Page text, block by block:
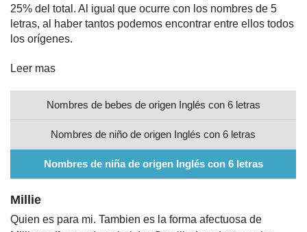
Niños
Padres
Calculadoras
Cuentos
25% del total. Al igual que ocurre con los nombres de 5
letras, al haber tantos podemos encontrar entre ellos todos
los orígenes.
Leer mas
Nombres de bebes de origen Inglés con 6 letras
Nombres de niño de origen Inglés con 6 letras
Nombres de niña de origen Inglés con 6 letras
Millie
Quien es para mi. Tambien es la forma afectuosa de